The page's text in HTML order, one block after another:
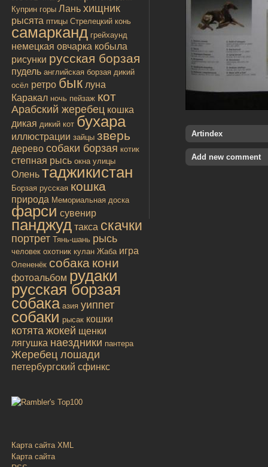
Куприн горы Лань хищник
рысята птицы Стрелецкий конь
самарканд грейхаунд
немецкая овчарка кобыла
рисунки русская борзая
пудель английская борзая дикий
осёл ретро бык луна
Каракал ночь пейзаж кот
Арабский жеребец кошка
дикая дикий кот бухара
иллюстрации зайцы зверь
дерево собаки борзая котик
степная рысь окна улицы
Олень таджикистан
Борзая русская кошка
природа Мемориальная доска
фарси сувенир
панджуд такса скачки
портрет Тянь-шань рысь
человек охотник кулан Жаба игра
Олененёк собака кони
фотоальбом рудаки
русская борзая
собака азия уиппет
собаки рысак кошки
котята жокей щенки
лягушка наездники пантера
Жеребец лошади
петербургский сфинкс
Карта сайта XML
Карта сайта
Artindex
Add new comment